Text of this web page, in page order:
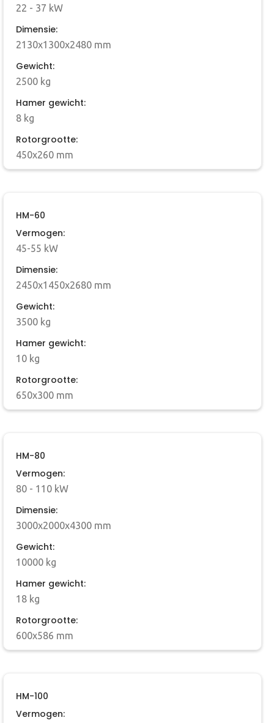
22 - 37 kW
Dimensie:
2130x1300x2480 mm
Gewicht:
2500 kg
Hamer gewicht:
8 kg
Rotorgrootte:
450x260 mm
HM-60
Vermogen:
45-55 kW
Dimensie:
2450x1450x2680 mm
Gewicht:
3500 kg
Hamer gewicht:
10 kg
Rotorgrootte:
650x300 mm
HM-80
Vermogen:
80 - 110 kW
Dimensie:
3000x2000x4300 mm
Gewicht:
10000 kg
Hamer gewicht:
18 kg
Rotorgrootte:
600x586 mm
HM-100
Vermogen: